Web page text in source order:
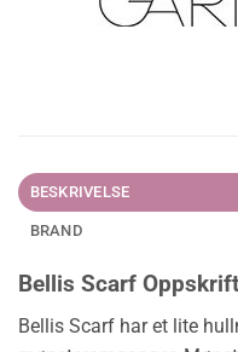
BESKRIVELSE
BRAND
Bellis Scarf
Bellis Scarf har et lite